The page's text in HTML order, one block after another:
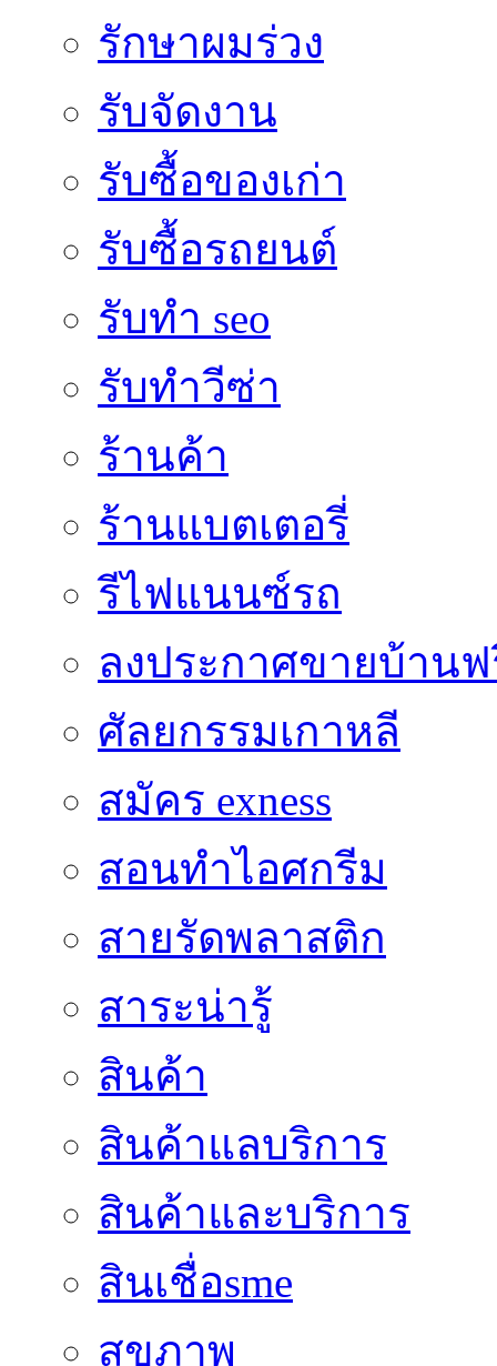
รักษาผมร่วง
รับจัดงาน
รับซื้อของเก่า
รับซื้อรถยนต์
รับทำ seo
รับทำวีซ่า
ร้านค้า
ร้านแบตเตอรี่
รีไฟแนนซ์รถ
ลงประกาศขายบ้าน
ศัลยกรรมเกาหลี
สมัคร exness
สอนทำไอศกรีม
สายรัดพลาสติก
สาระน่ารู้
สินค้า
สินค้าแลบริการ
สินค้าและบริการ
สินเชื่อsme
สุขภาพ